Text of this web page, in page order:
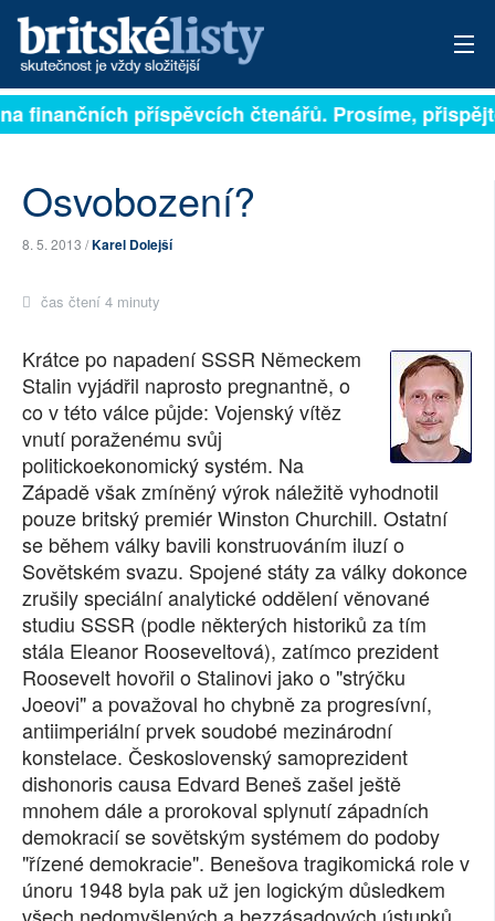
PŘIHLÁSIT
ARCHIV
NEJČTENĚJŠÍ ZA 7 DNÍ
AUTOŘI
PŘÍSPĚVKY NA PROVOZ
SOCIÁLNÍ SÍTĚ
RUBRIKY
PLNÁ VERZE STRÁNEK
příspěvcích čtenářů. Prosíme, přispějte.
Osvobození?
8. 5. 2013 /Karel Dolejší
čas čtení 4 minuty
Krátce po napadení SSSR Německem
Stalin vyjádřil naprosto pregnantně, o
co v této válce půjde: Vojenský vítěz
vnutí poraženému svůj
politickoekonomický systém. Na
Západě však zmíněný výrok náležitě vyhodnotil
pouze britský premiér Winston Churchill. Ostatní
se během války bavili konstruováním iluzí o
Sovětském svazu. Spojené státy za války dokonce
zrušily speciální analytické oddělení věnované
studiu SSSR (podle některých historiků za tím
stála Eleanor Rooseveltová), zatímco prezident
Roosevelt hovořil o Stalinovi jako o "strýčku
Joeovi" a považoval ho chybně za progresívní,
antiimperiální prvek soudobé mezinárodní
konstelace. Československý samoprezident
dishonoris causa Edvard Beneš zašel ještě
mnohem dále a prorokoval splynutí západních
demokracií se sovětským systémem do podoby
"řízené demokracie". Benešova tragikomická role v
únoru 1948 byla pak už jen logickým důsledkem